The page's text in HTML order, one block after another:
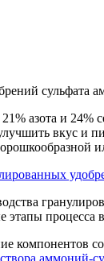
сульфата
азота и 24%
вкус и
этапы процесса
компонентов
аммоний-